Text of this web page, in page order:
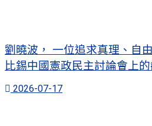
劉曉波， 一位追求真理、自
比錫中國憲政民主討論會上的
2026-07-17